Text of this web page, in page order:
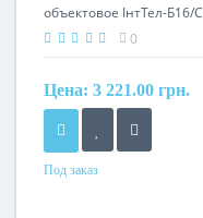
объектовое ІнтТел-Б16/С
0
Цена: 3 221.00 грн.
Под заказ